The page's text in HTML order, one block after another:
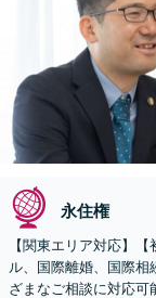
永住権
【関東エリア対応】
ル、国際離婚、国際相
ざまなご相談に対応可